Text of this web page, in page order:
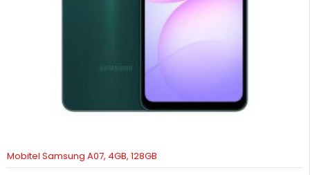
Mobitel Samsung A07, 4GB, 128GB